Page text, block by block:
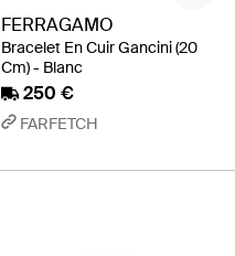
FERRAGAMO
Bracelet En Cuir Gancini (20
Cm) - Blanc
250 €
FARFETCH